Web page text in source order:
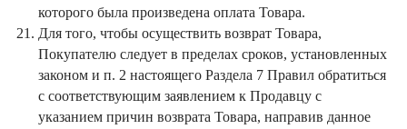
которого была произведена оплата Товара.
Для того, чтобы осуществить возврат Товара,
Покупателю следует в пределах сроков, установленных
законом и п. 2 настоящего Раздела 7 Правил обратиться
с соответствующим заявлением к Продавцу с
указанием причин возврата Товара, направив данное